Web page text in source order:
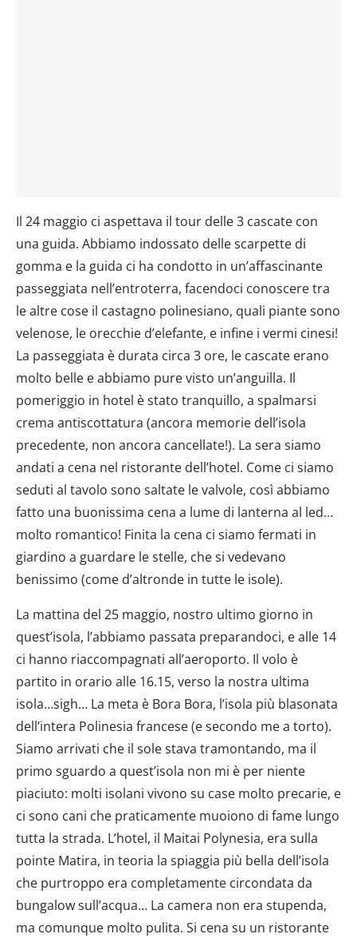
Il 24 maggio ci aspettava il tour delle 3 cascate con
una guida. Abbiamo indossato delle scarpette di
gomma e la guida ci ha condotto in un’affascinante
passeggiata nell’entroterra, facendoci conoscere tra
le altre cose il castagno polinesiano, quali piante sono
velenose, le orecchie d’elefante, e infine i vermi cinesi!
La passeggiata è durata circa 3 ore, le cascate erano
molto belle e abbiamo pure visto un’anguilla. Il
pomeriggio in hotel è stato tranquillo, a spalmarsi
crema antiscottatura (ancora memorie dell’isola
precedente, non ancora cancellate!). La sera siamo
andati a cena nel ristorante dell’hotel. Come ci siamo
seduti al tavolo sono saltate le valvole, così abbiamo
fatto una buonissima cena a lume di lanterna al led…
molto romantico! Finita la cena ci siamo fermati in
giardino a guardare le stelle, che si vedevano
benissimo (come d’altronde in tutte le isole).
La mattina del 25 maggio, nostro ultimo giorno in
quest’isola, l’abbiamo passata preparandoci, e alle 14
ci hanno riaccompagnati all’aeroporto. Il volo è
partito in orario alle 16.15, verso la nostra ultima
isola…sigh… La meta è Bora Bora, l’isola più blasonata
dell’intera Polinesia francese (e secondo me a torto).
Siamo arrivati che il sole stava tramontando, ma il
primo sguardo a quest’isola non mi è per niente
piaciuto: molti isolani vivono su case molto precarie, e
ci sono cani che praticamente muoiono di fame lungo
tutta la strada. L’hotel, il Maitai Polynesia, era sulla
pointe Matira, in teoria la spiaggia più bella dell’isola
che purtroppo era completamente circondata da
bungalow sull’acqua… La camera non era stupenda,
ma comunque molto pulita. Si cena su un ristorante